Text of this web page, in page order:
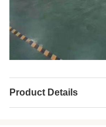
Product Details